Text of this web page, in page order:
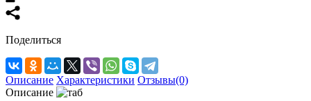
Поделиться
Описание Характеристики Отзывы(0)
Описание